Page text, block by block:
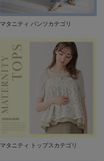
マタニティ パンツカテゴリ
マタニティ トップスカテゴリ